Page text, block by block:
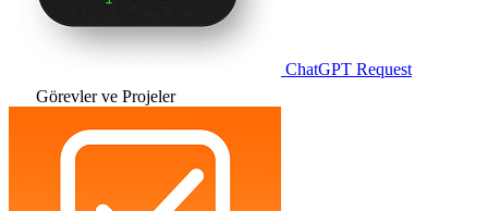
ChatGPT Request
Görevler ve Projeler